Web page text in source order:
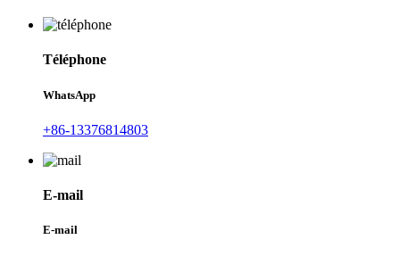
Téléphone
WhatsApp
+86-13376814803
E-mail
E-mail